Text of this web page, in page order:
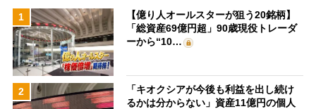
1
【億り人オールスターが狙う20銘柄】
「総資産69億円超」90歳現役トレーダ
ーから“10…
2
「キオクシアが今後も利益を出し続け
るかは分からない」資産11億円の個人